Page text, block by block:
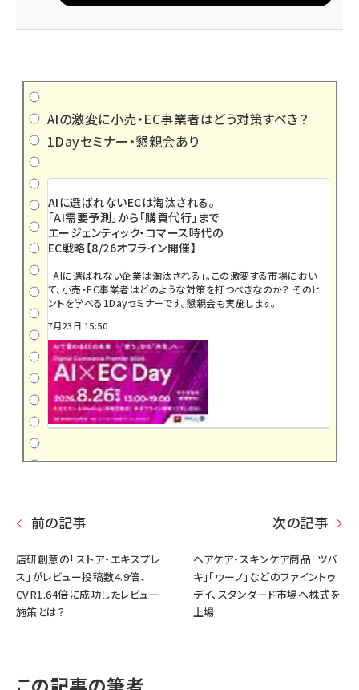
AIの激変に小売・EC事業者はどう対策すべき？
1Dayセミナー・懇親会あり
AIに選ばれないECは淘汰される。
「AI需要予測」から「購買代行」まで
エージェンティック・コマース時代の
EC戦略【8/26オフライン開催】
「AIに選ばれない企業は淘汰される」――。この激変する市場におい
て、小売・EC事業者はどのような対策を打つべきなのか？ そのヒ
ントを学べる1Dayセミナーです。懇親会も実施します。
7月23日 15:50
前の記事
店研創意の「ストア・エキスプレ
ス」がレビュー投稿数4.9倍、
CVR1.64倍に成功したレビュー
施策とは？
次の記事
ヘアケア・スキンケア商品「ツバ
キ」「ウーノ」などのファイントゥ
デイ、スタンダード市場へ株式を
上場